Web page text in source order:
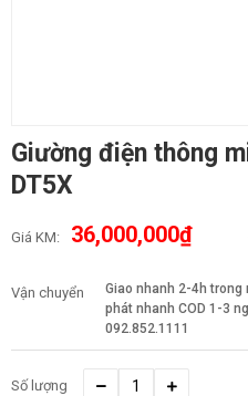
Giường điện thông
DT5X
Giá KM: 36,000,000₫
Vận chuyển
Giao nhanh 2-4h trong
phát nhanh COD 1-3
092.852.1111
Số lượng